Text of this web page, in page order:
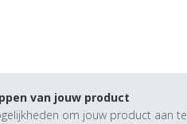
van jouw product
om jouw product aan te